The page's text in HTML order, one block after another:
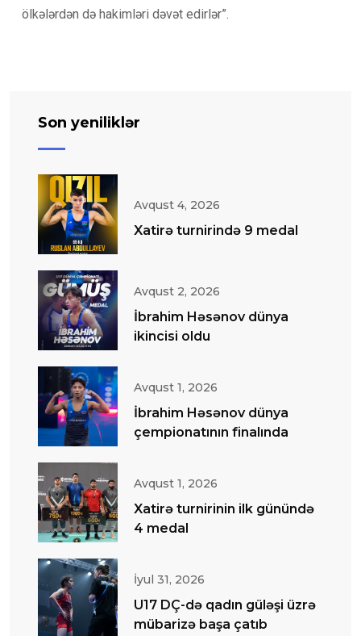
ölkələrdən də hakimləri dəvət edirlər”.
Son yeniliklər
Avqust 4, 2026
Xatirə turnirində 9 medal
Avqust 2, 2026
İbrahim Həsənov dünya
ikincisi oldu
Avqust 1, 2026
İbrahim Həsənov dünya
çempionatının finalında
Avqust 1, 2026
Xatirə turnirinin ilk günündə
4 medal
İyul 31, 2026
U17 DÇ-də qadın güləşi üzrə
mübarizə başa çatıb